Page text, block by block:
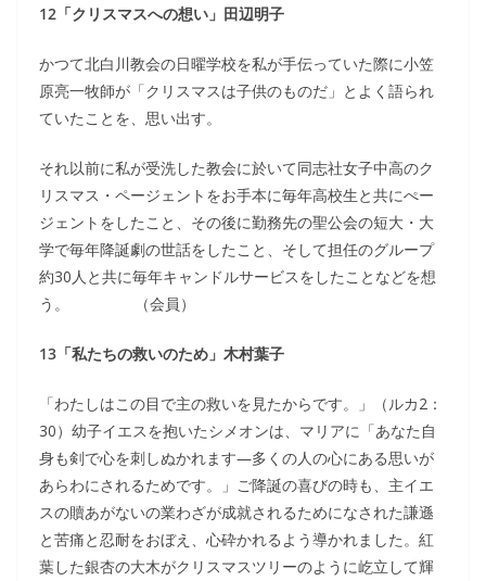
12「クリスマスへの想い」田辺明子
かつて北白川教会の日曜学校を私が手伝っていた際に小笠
原亮一牧師が「クリスマスは子供のものだ」とよく語られ
ていたことを、思い出す。
それ以前に私が受洗した教会に於いて同志社女子中高のク
リスマス・ページェントをお手本に毎年高校生と共にぺー
ジェントをしたこと、その後に勤務先の聖公会の短大・大
学で毎年降誕劇の世話をしたこと、そして担任のグループ
約30人と共に毎年キャンドルサービスをしたことなどを想
う。 （会員）
13「私たちの救いのため」木村葉子
「わたしはこの目で主の救いを見たからです。」（ルカ2：
30）幼子イエスを抱いたシメオンは、マリアに「あなた自
身も剣で心を刺しぬかれます―多くの人の心にある思いが
あらわにされるためです。」ご降誕の喜びの時も、主イエ
スの贖あがないの業わざが成就されるためになされた謙遜
と苦痛と忍耐をおぼえ、心砕かれるよう導かれました。紅
葉した銀杏の大木がクリスマスツリーのように屹立して輝